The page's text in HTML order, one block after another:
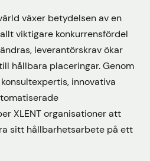
växer betydelsen av en
viktigare konkurrensfördel
leverantörskrav ökar
hållbara placeringar. Genom
innovativa
XLENT organisationer att
sitt hållbarhetsarbete på ett